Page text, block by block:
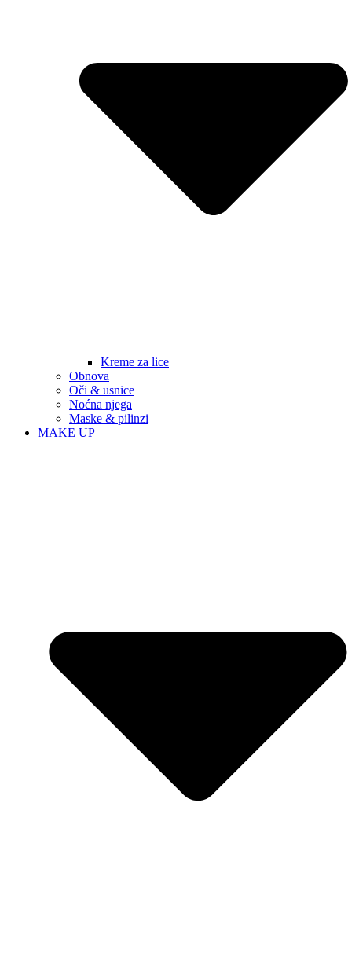
Kreme za lice
Obnova
Oči & usnice
Noćna njega
Maske & pilinzi
MAKE UP